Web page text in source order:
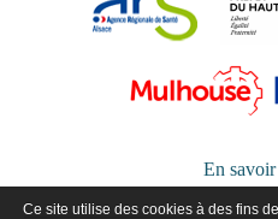
En
Ce site utilise des cookies à des fins